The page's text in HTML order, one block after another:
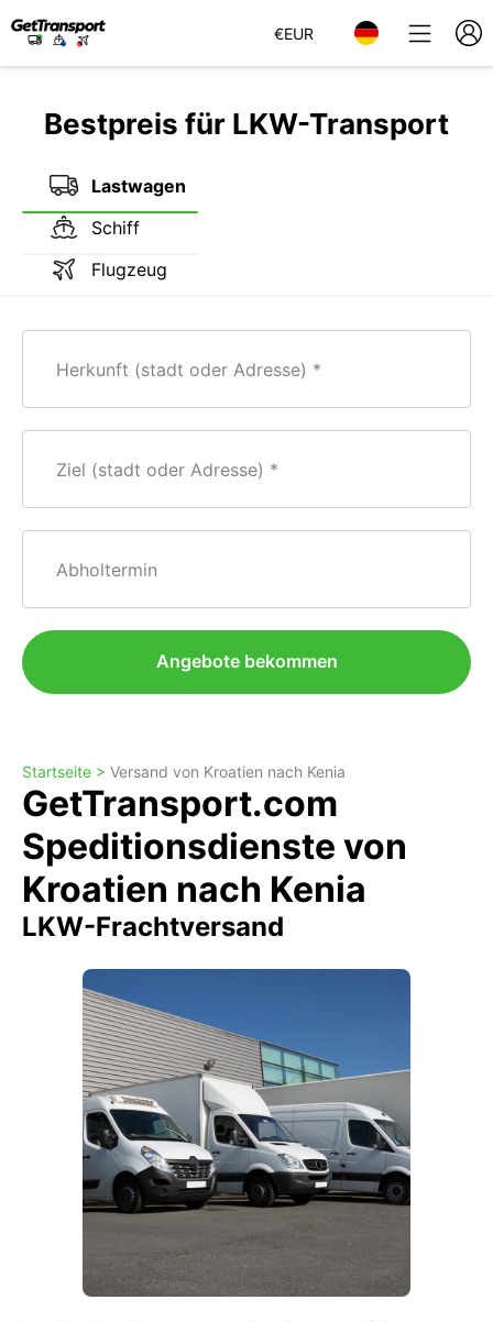
€EUR
Bestpreis für LKW-Transport
Lastwagen
Schiff
Flugzeug
Herkunft (stadt oder Adresse)
Ziel (stadt oder Adresse)
Abholtermin
Angebote bekommen
Startseite > Versand von Kroatien nach Kenia
GetTransport.com
Speditionsdienste von
Kroatien nach Kenia
LKW-Frachtversand